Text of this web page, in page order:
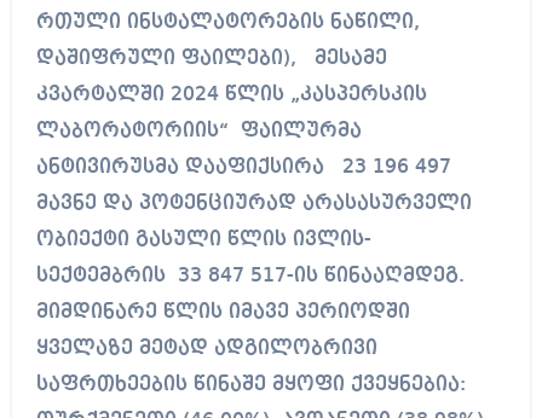
რთული ინსტალატორების ნაწილი,
დაშიფრული ფაილები), მესამე
კვარტალში 2024 წლის „კასპერსკის
ლაბორატორიის“ ფაილურმა
ანტივირუსმა დააფიქსირა 23 196 497
მავნე და პოტენციურად არასასურველი
ობიექტი გასული წლის ივლის-
სექტემბრის 33 847 517-ის წინააღმდეგ.
მიმდინარე წლის იმავე პერიოდში
ყველაზე მეტად ადგილობრივი
საფრთხეების წინაშე მყოფი ქვეყნებია: